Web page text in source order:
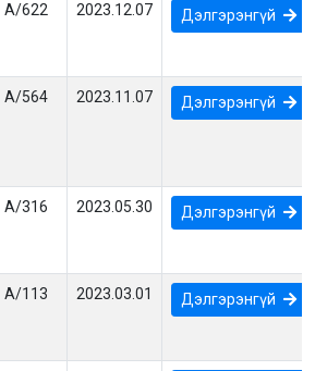
А/622 2023.12.07 Дэлгэрэнгүй
А/564 2023.11.07 Дэлгэрэнгүй
А/316 2023.05.30 Дэлгэрэнгүй
А/113 2023.03.01 Дэлгэрэнгүй